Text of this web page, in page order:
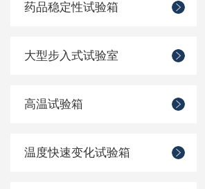
药品稳定性试验箱
大型步入式试验室
高温试验箱
温度快速变化试验箱